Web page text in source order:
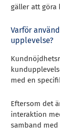
gäller att göra
Varför
upplevelse?
med en
Eftersom det
interaktion
samband